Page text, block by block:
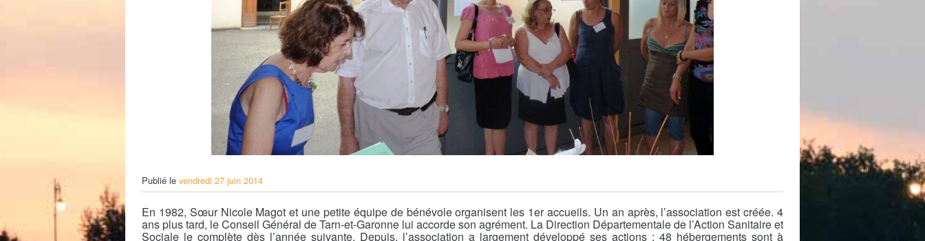
Petite Enfance – Crèche
Centre de loisirs
Le service AED-AESH
Pôle fruitier
Tourisme
Marchés de plein vent
PAM – Pôle d’Attractivité de Moissac
Zones d’activités économiques
Animations du centre-ville
Démarchage
Urbanisme
Environnement développement durable
Déchets
Demande de subvention
Demande d’autorisation de tournage
Appels à projets
Publié le vendredi 27 juin 2014
En 1982, Sœur Nicole Magot et une petite équipe de bénévole organisent les 1er accueils. Un an après, l’association est créée. 4
ans plus tard, le Conseil Général de Tarn-et-Garonne lui accorde son agrément. La Direction Départementale de l’Action Sanitaire et
Sociale le complète dès l’année suivante. Depuis, l’association a largement développé ses actions ; 48 hébergements sont à